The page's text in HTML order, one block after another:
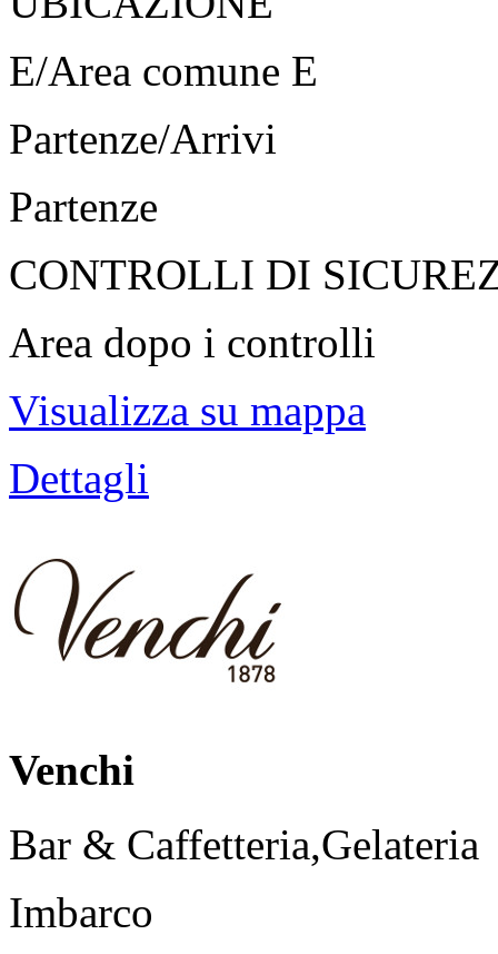
E/Area comune E
Partenze/Arrivi
Partenze
CONTROLLI DI
Area dopo i controlli
Visualizza su mappa
Dettagli
Venchi
Bar & Caffetteria,Gelateria
Imbarco